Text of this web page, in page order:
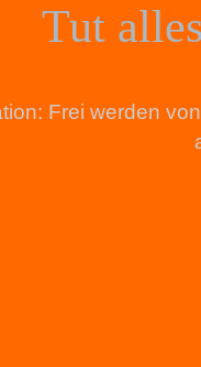
Tut
Frei werden